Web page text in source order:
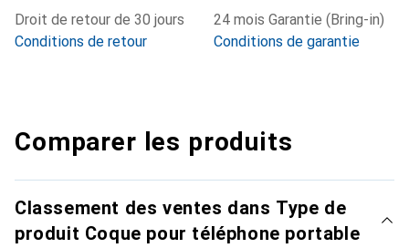
Droit de retour de 30 jours
Conditions de retour
24 mois Garantie (Bring-in)
Conditions de garantie
Comparer les produits
Classement des ventes dans Type de
produit Coque pour téléphone portable